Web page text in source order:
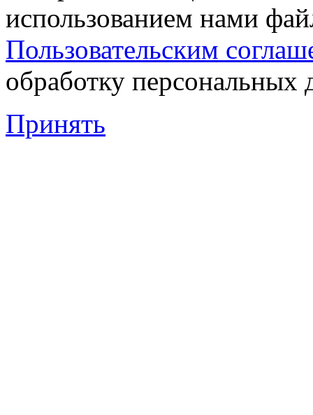
использованием нами
Пользовательским
обработку персональных
Принять